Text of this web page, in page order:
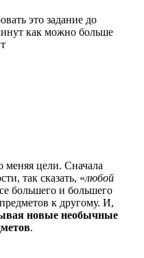
это задание до
как можно больше
меняя цели. Сначала
так сказать, «любой
большего и большего
к другому. И,
новые необычные
.